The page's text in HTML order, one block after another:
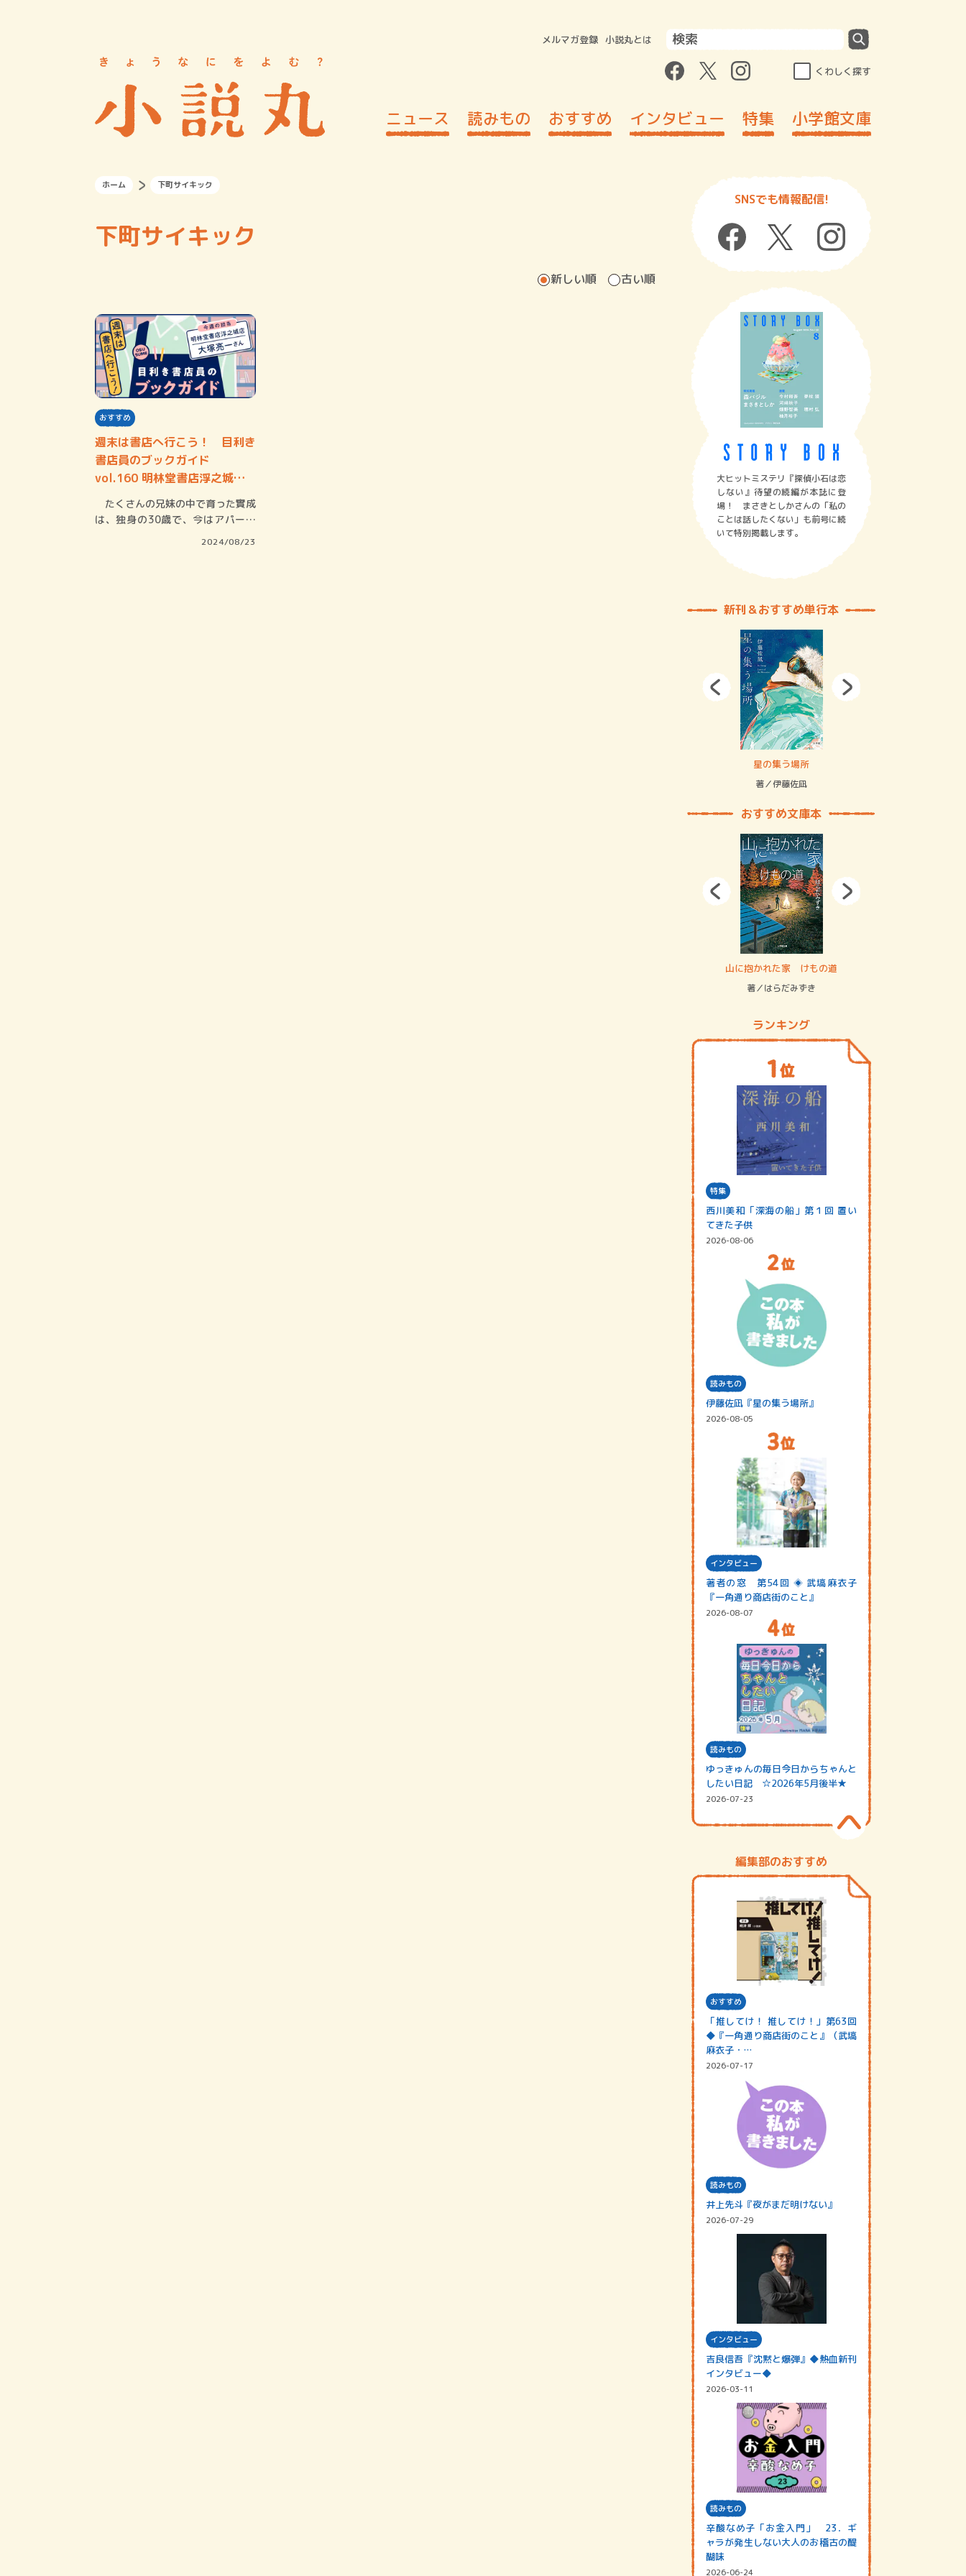
メルマガ登録 小説丸とは
くわしく探す
ニュース 読みもの おすすめ インタビュー 特集 小学館文庫
ホーム 下町サイキック
下町サイキック
新しい順 古い順
おすすめ
週末は書店へ行こう！ 目利き
書店員のブックガイド
vol.160 明林堂書店浮之城店
大塚亮一さん
たくさんの兄妹の中で育った實成
は、独身の30歳で、今はアパート
2024/08/23
SNSでも情報配信!
大ヒットミステリ『探偵小石は恋
しない』待望の続編が本誌に登
場！ まさきとしかさんの「私の
ことは話したくない」も前号に続
いて特別掲載します。
新刊＆おすすめ単行本
星の集う場所
著／伊藤佐凪
おすすめ文庫本
山に抱かれた家 けもの道
著／はらだみずき
ランキング
特集
西川美和「深海の船」第１回 置い
てきた子供
2026-08-06
読みもの
伊藤佐凪『星の集う場所』
2026-08-05
インタビュー
著者の窓 第54回 ◈ 武塙麻衣子
『一角通り商店街のこと』
2026-08-07
読みもの
ゆっきゅんの毎日今日からちゃんと
したい日記 ☆2026年5月後半★
2026-07-23
編集部のおすすめ
おすすめ
「推してけ！ 推してけ！」第63回
◆『一角通り商店街のこと』（武塙
麻衣子・…
2026-07-17
読みもの
井上先斗『夜がまだ明けない』
2026-07-29
インタビュー
吉良信吾『沈黙と爆弾』◆熱血新刊
インタビュー◆
2026-03-11
読みもの
辛酸なめ子「お金入門」 23．ギ
ャラが発生しない大人のお稽古の醍
醐味
2026-06-24